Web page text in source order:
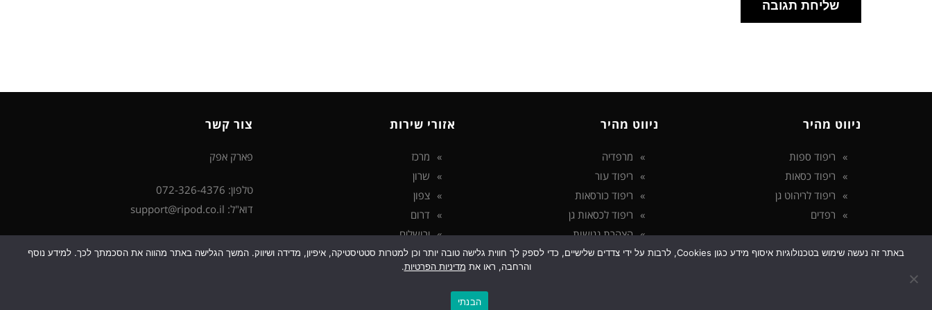
ניווט מהיר
ריפוד ספות
ריפוד כסאות
ריפוד לריהוט גן
רפדים
ניווט מהיר
מרפדיה
ריפוד עור
ריפוד כורסאות
ריפוד לכסאות גן
הצהרת נגישות
מדיניות פרטיות
אזורי שירות
מרכז
שרון
צפון
דרום
ירושלים
צור קשר
פארק אפק
טלפון: 072-326-4376
דוא"ל: support@ripod.co.il
באתר זה נעשה שימוש בטכנולוגיות איסוף מידע כגון Cookies, לרבות על ידי צדדים שלישיים, כדי לספק לך חווית גלישה טובה יותר וכן למטרות סטטיסטיקה, איפיון, מדידה ושיווק. המשך הגלישה באתר מהווה את הסכמתך לכך. למידע נוסף
והרחבה, ראו את מדיניות הפרטיות.
הבנתי